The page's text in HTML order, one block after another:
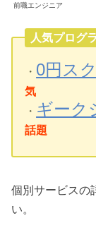
前職エンジニア
人気プログ
・ 0円ス
気
・ ギーク
話題
個別サービスの
い。